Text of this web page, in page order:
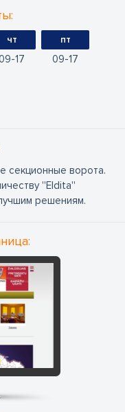
чт
17
пт
09 17
секционные ворота.
''Eldita''
решениям.